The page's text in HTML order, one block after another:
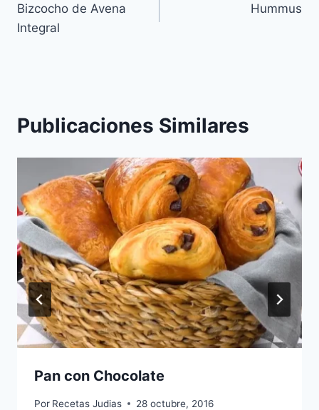
de
Bizcocho de Avena
Integral
Hummus
Publicaciones Similares
Pan con Chocolate
Por Recetas Judias 28 octubre, 2016